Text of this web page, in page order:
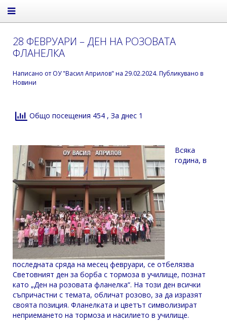
28 ФЕВРУАРИ – ДЕН НА РОЗОВАТА
ФЛАНЕЛКА
Написано от ОУ "Васил Априлов" на 29.02.2024. Публикувано в
Новини
Общо посещения 454 , За днес 1
Всяка
година, в
последната сряда на месец февруари, се отбелязва
Световният ден за борба с тормоза в училище, познат
като „Ден на розовата фланелка“. На този ден всички
съпричастни с темата, обличат розово, за да изразят
своята позиция. Фланелката и цветът символизират
неприемането на тормоза и насилието в училище.